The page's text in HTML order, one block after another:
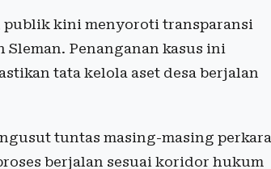
publik kini menyoroti transparansi
Penanganan kasus ini
tata kelola aset desa berjalan
tuntas masing-masing perkara
berjalan sesuai koridor hukum